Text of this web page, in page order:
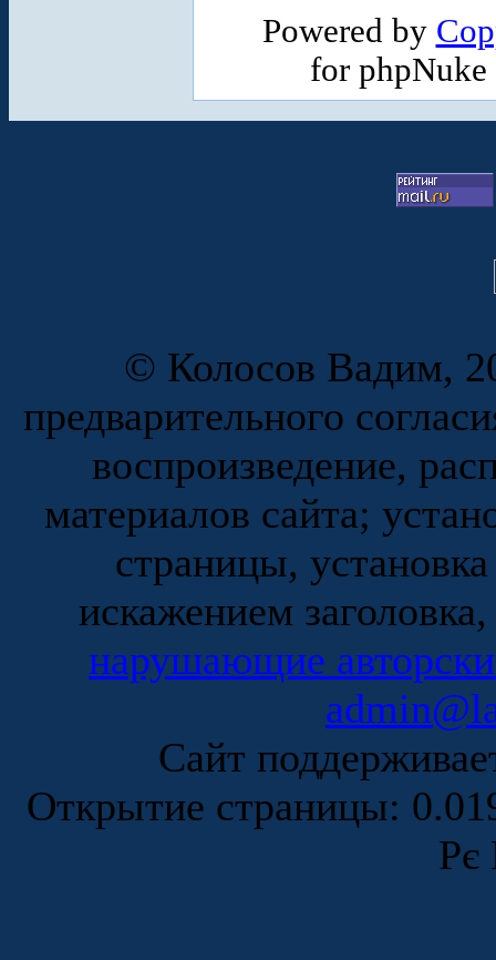
Powered by
for
© Колосов Вадим,
предварительного
воспроизведение,
материалов сайта;
страницы,
искажением
нарушающие
Сайт
Открытие страницы:
Рє